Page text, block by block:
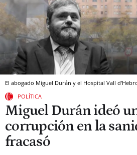
El abogado Miguel Durán y el Hospital Vall
POLÍTICA
Miguel Durán ideó
corrupción en la
fracasó